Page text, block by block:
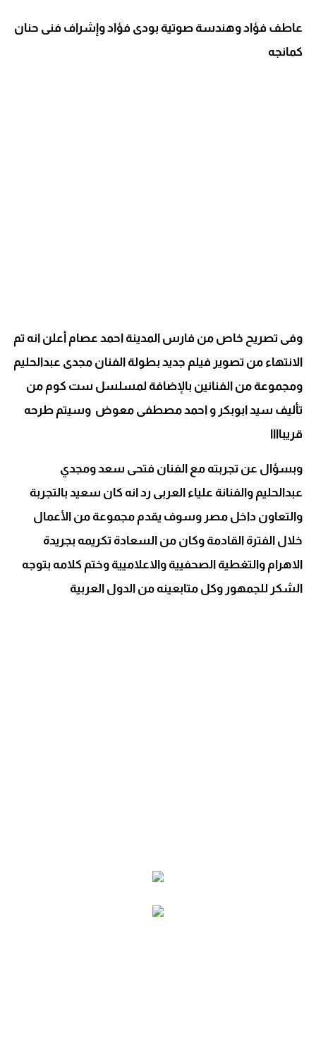
عاطف فؤاد وهندسة صوتية بودى فؤاد وإشراف فنى حنان
كمانجه
وفى تصريح خاص من فارس المدينة احمد عصام أعلن انه تم
الانتهاء من تصوير فيلم جديد بطولة الفنان مجدى عبدالحليم
ومجموعة من الفنانين بالإضافة لمسلسل ست كوم من
تأليف سيد ابوبكر و احمد مصطفى معوض وسيتم طرحه
قريباااا
وبسؤال عن تجربته مع الفنان فتحى سعد ومجدي
عبدالحليم والفنانة علياء العربى رد انه كان سعيد بالتجربة
والتعاون داخل مصر وسوف يقدم مجموعة من الأعمال
خلال الفترة القادمة وكان من السعادة تكريمه بجريدة
الاهرام والتغطية الصحفيية والاعلاميية وختم كلامه بتوجه
الشكر للجمهور وكل متابعينه من الدول العربية